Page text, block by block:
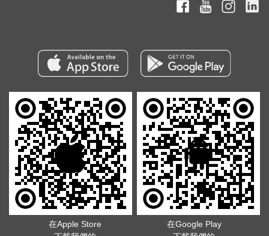
在Apple Store
在Google Play